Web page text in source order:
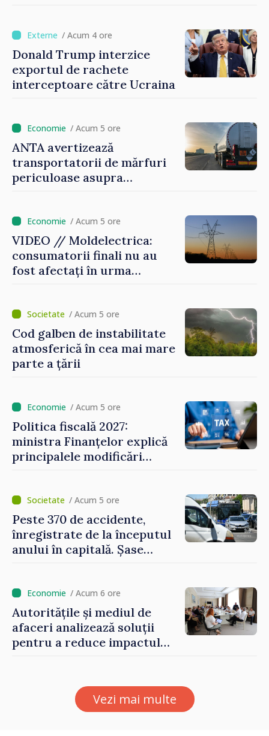
/ Acum 4 ore
Donald Trump interzice
exportul de rachete
interceptoare către Ucraina
/ Acum 5 ore
ANTA avertizează
transportatorii de mărfuri
periculoase asupra
/ Acum 5 ore
VIDEO // Moldelectrica:
consumatorii finali nu au
fost afectați în urma
reparație vor fi efectuate în
regim prioritar
/ Acum 5 ore
Cod galben de instabilitate
atmosferică în cea mai mare
parte a țării
/ Acum 5 ore
Politica fiscală 2027:
ministra Finanțelor explică
principalele modificări
locale și rutiere
/ Acum 5 ore
Peste 370 de accidente,
înregistrate de la începutul
anului în capitală. Șase
/ Acum 6 ore
Autoritățile și mediul de
afaceri analizează soluții
pentru a reduce impactul
Vezi mai multe